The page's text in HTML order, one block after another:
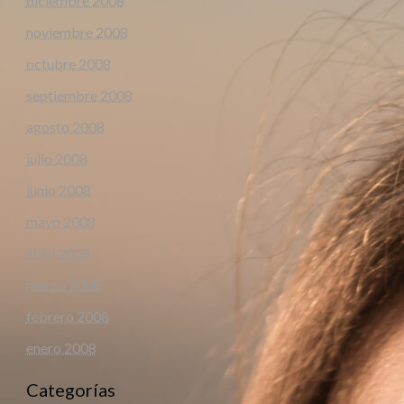
noviembre 2008
octubre 2008
septiembre 2008
agosto 2008
julio 2008
junio 2008
mayo 2008
abril 2008
marzo 2008
febrero 2008
enero 2008
Categorías